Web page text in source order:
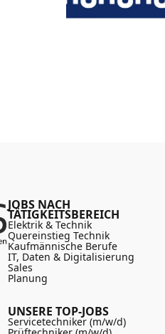
JOBS NACH
TÄTIGKEITSBEREICH
Elektrik & Technik
Quereinstieg Technik
Kaufmännische Berufe
IT, Daten & Digitalisierung
Sales
Planung
UNSERE TOP-JOBS
Servicetechniker (m/w/d)